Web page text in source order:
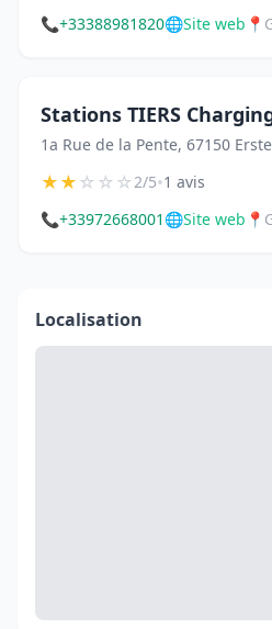
📞+33388981820🌐Site web 📍
Stations TIERS
1a Rue de la Pente, 67150
★★☆☆☆2/5•1 avis
📞+33972668001 🌐Site web 📍
Localisation